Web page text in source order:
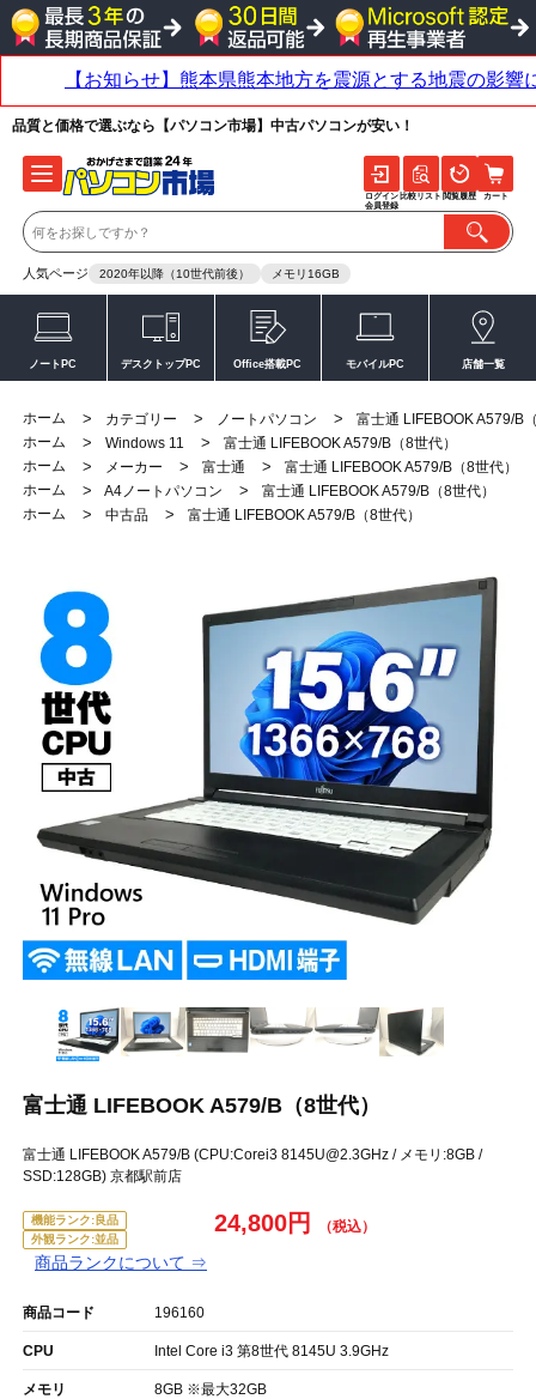
品質と価格で選ぶなら【パソコン市場】中古パソコンが安い！
人気ページ 2020年以降（10世代前後） メモリ16GB
ログイン
会員登録
比較リスト 閲覧履歴 カート
ノートPC デスクトップPC Office搭載PC モバイルPC 店舗一覧
ホーム > カテゴリー > ノートパソコン >
富士通 LIFEBOOK A579/B
ホーム
> Windows 11 >
富士通 LIFEBOOK A579/B（8世代）
ホーム
> メーカー > 富士通 >
富士通 LIFEBOOK A579/B（8世代）
ホーム
> A4ノートパソコン >
富士通 LIFEBOOK A579/B（8世代）
ホーム
> 中古品 > 富士通 LIFEBOOK A579/B（8世代）
富士通 LIFEBOOK A579/B（8世代）
富士通 LIFEBOOK A579/B (CPU:Corei3 8145U@2.3GHz / メモリ:8GB /
SSD:128GB) 京都駅前店
機能ランク:良品
外観ランク:並品
商品ランクについて ⇒
24,800円
商品コード 196160
CPU Intel Core i3 第8世代 8145U 3.9GHz
メモリ 8GB ※最大32GB